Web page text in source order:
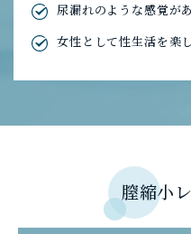
尿漏れのような感覚が
女性として性生活を楽
膣縮小